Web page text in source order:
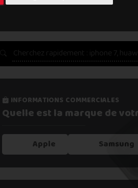
Nous récupérons les
informations processus
Notre expertise,votre
1. Estimer mon appareil en 30s
informations commerciales
Quelle est la marque de
Apple Samsung